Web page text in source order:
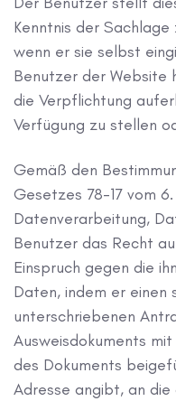
Kenntnis der
wenn er sie selbst
Benutzer der
die Verpflichtung
Verfügung zu stellen
Gemäß den
Gesetzes 78-17 vom
Datenverarbeitung,
Benutzer das Recht
Einspruch gegen die
Daten, indem er einen
unterschriebenen
Ausweisdokuments
des Dokuments
Adresse angibt, an